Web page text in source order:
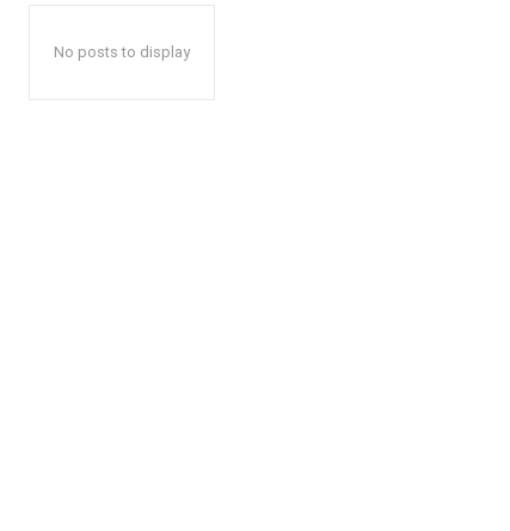
No posts to display